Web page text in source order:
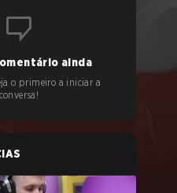
ainda
o primeiro a iniciar a
conversa!